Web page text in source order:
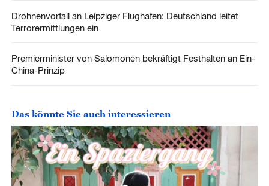
Drohnenvorfall an Leipziger Flughafen: Deutschland leitet
Terrorermittlungen ein
Premierminister von Salomonen bekräftigt Festhalten an Ein-
China-Prinzip
Das könnte Sie auch interessieren